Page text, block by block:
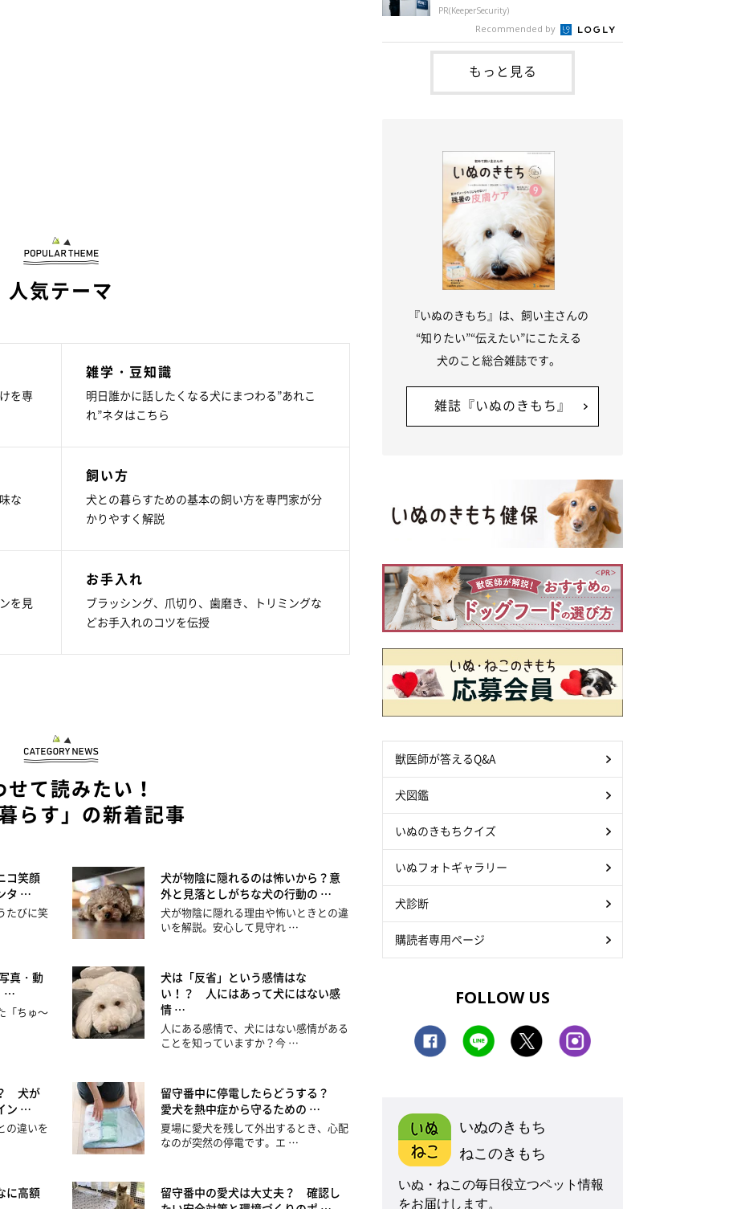
人気テーマ
を専
雑学・豆知識
明日誰かに話したくなる犬にまつわる”あれこ
れ”ネタはこちら
な
飼い方
犬との暮らすための基本の飼い方を専門家が分
かりやすく解説
を見
お手入れ
ブラッシング、爪切り、歯磨き、トリミングな
どお手入れのコツを伝授
せて読みたい！
暮らす」の新着記事
コ笑顔
タ …
たびに笑
犬が物陰に隠れるのは怖いから？意
外と見落としがちな犬の行動の …
犬が物陰に隠れる理由や怖いときとの違
いを解説。安心して見守れ …
真・動
…
「ちゅ～
犬は「反省」という感情はな
い！？ 人にはあって犬にはない感
情 …
人にある感情で、犬にはない感情がある
ことを知っていますか？今 …
犬が
ン …
の違いを
留守番中に停電したらどうする？
愛犬を熱中症から守るための …
夏場に愛犬を残して外出するとき、心配
なのが突然の停電です。エ …
に高額
留守番中の愛犬は大丈夫？ 確認し
体にたまったエ
き先生に話を聞きました。Q. 夏に犬の活
動量が減る理由は？ いぬのきもち投稿写
真ギャラリーーー夏に愛犬の活動量が減る
と感じる飼い主さんもいるようです。理由
としてどのようなこ
ことがあるかもしれません。愛犬が歩きな
がら飼い主さんを振り返るしぐさには、ど
んな気持ちが隠れているのでしょうか。今
回は、犬が散歩中に飼い主さんを確認する
理由や注意すべきサインの見極めかた、対
応のポイントなどについて、いぬのきもち
獣医師相談室の原 駿太朗先生に伺いまし
PR(KeeperSecurity)
Recommended by
もっと見る
『いぬのきもち』は、飼い主さんの
“知りたい”“伝えたい”にこたえる
犬のこと総合雑誌です。
雑誌『いぬのきもち』
獣医師が答えるQ&A
犬図鑑
いぬのきもちクイズ
いぬフォトギャラリー
犬診断
購読者専用ページ
FOLLOW US
いぬのきもち
ねこのきもち
いぬ・ねこの毎日役立つペット情報
をお届けします。